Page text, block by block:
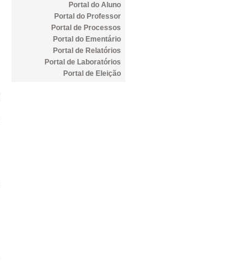
Portal do Aluno
Portal do Professor
Portal de Processos
Portal do Ementário
Portal de Relatórios
Portal de Laboratórios
Portal de Eleição